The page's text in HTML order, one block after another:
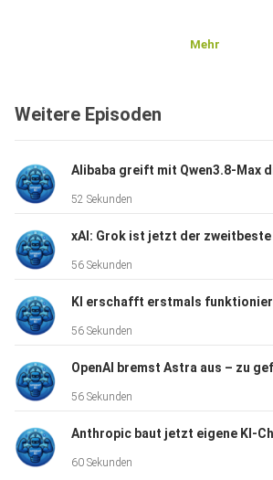
Mehr
Weitere Episoden
52 Sekunden
56 Sekunden
56 Sekunden
56 Sekunden
60 Sekunden